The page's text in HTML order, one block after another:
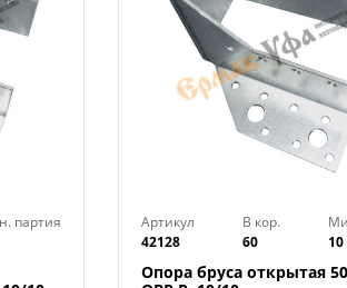
партия
Артикул
42128
В кор.
60
10
Опора бруса открытая